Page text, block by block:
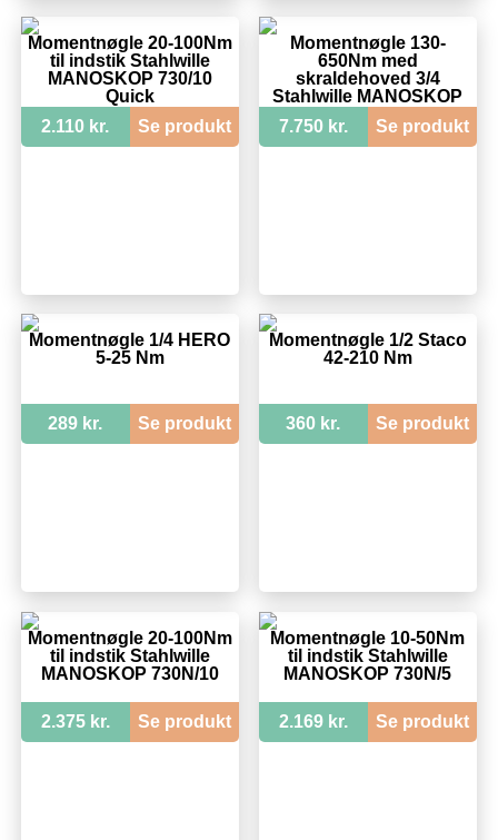
Momentnøgle 20-100Nm
til indstik Stahlwille
MANOSKOP 730/10
Quick
2.110 kr.
Se produkt
Momentnøgle 130-
650Nm med
skraldehoved 3/4
Stahlwille MANOSKOP
7.750 kr. Se produkt
Momentnøgle 1/4 HERO
5-25 Nm
289 kr. Se produkt
Momentnøgle 1/2 Staco
42-210 Nm
360 kr. Se produkt
Momentnøgle 20-100Nm
til indstik Stahlwille
MANOSKOP 730N/10
2.375 kr. Se produkt
Momentnøgle 10-50Nm
til indstik Stahlwille
MANOSKOP 730N/5
2.169 kr. Se produkt